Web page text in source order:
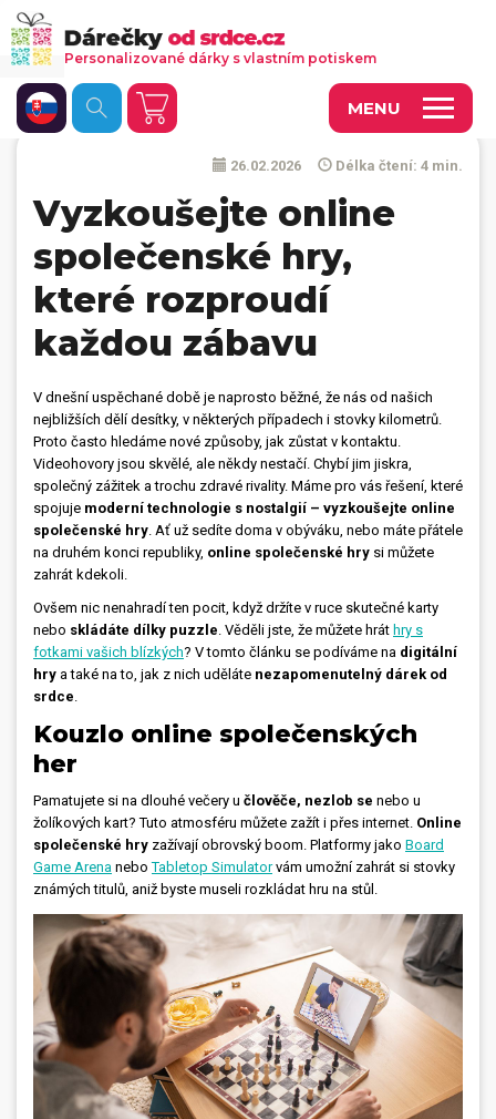
MENU
Kalendáře s vlastními fotkami
Trička a oděvy
Personalizované hry
Hrnečky a keramika
Doplňky do kanceláře, domácnosti, auta
Přívěsky, dog tagy, odznaky
Tašky, vaky, ruksaky
Dárečky
PO-PÁ 8:00 - 16:00
+420 516 770 521 eshop@faxcopy.cz
Úvod Produkty
Můj profil
Personalizované dárky s vlastním potiskem
26.02.2026 Délka čtení: 4 min.
Vyzkoušejte online
společenské hry,
které rozproudí
každou zábavu
V dnešní uspěchané době je naprosto běžné, že nás od našich
nejbližších dělí desítky, v některých případech i stovky kilometrů.
Proto často hledáme nové způsoby, jak zůstat v kontaktu.
Videohovory jsou skvělé, ale někdy nestačí. Chybí jim jiskra,
společný zážitek a trochu zdravé rivality. Máme pro vás řešení, které
spojuje moderní technologie s nostalgií – vyzkoušejte online
společenské hry. Ať už sedíte doma v obýváku, nebo máte přátele
na druhém konci republiky, online společenské hry si můžete
zahrát kdekoli.
Ovšem nic nenahradí ten pocit, když držíte v ruce skutečné karty
nebo skládáte dílky puzzle. Věděli jste, že můžete hrát hry s
fotkami vašich blízkých? V tomto článku se podíváme na digitální
hry a také na to, jak z nich uděláte nezapomenutelný dárek od
srdce.
Kouzlo online společenských
her
Pamatujete si na dlouhé večery u člověče, nezlob se nebo u
žolíkových kart? Tuto atmosféru můžete zažít i přes internet. Online
společenské hry zažívají obrovský boom. Platformy jako Board
Game Arena neboTabletop Simulatorvám umožní zahrát si stovky
známých titulů, aniž byste museli rozkládat hru na stůl.